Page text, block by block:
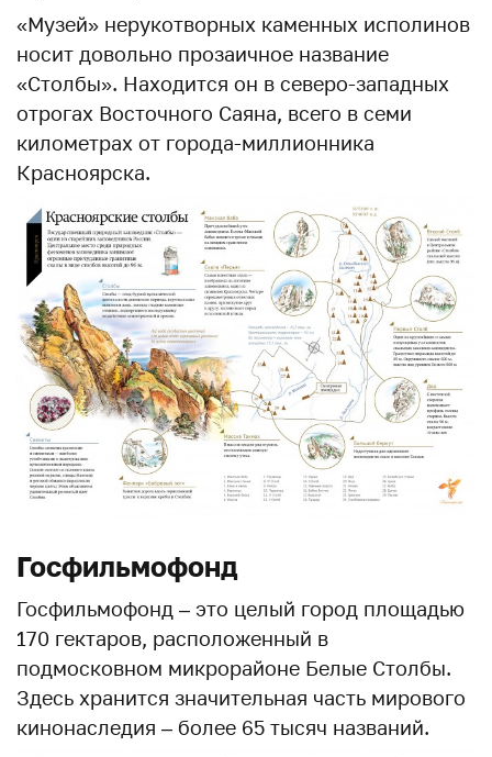
«Музей» нерукотворных каменных исполинов
носит довольно прозаичное название
«Столбы». Находится он в северо-западных
отрогах Восточного Саяна, всего в семи
километрах от города-миллионника
Красноярска.
Госфильмофонд
Госфильмофонд – это целый город площадью
170 гектаров, расположенный в
подмосковном микрорайоне Белые Столбы.
Здесь хранится значительная часть мирового
кинонаследия – более 65 тысяч названий.